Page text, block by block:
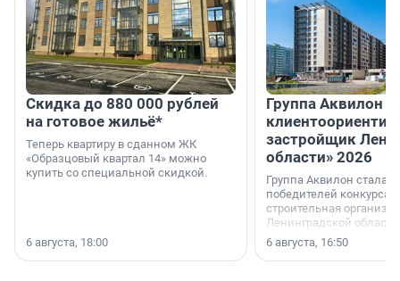
Скидка до 880 000 рублей
на готовое жильё*
Теперь квартиру в сданном ЖК
«Образцовый квартал 14» можно
купить со специальной скидкой.
6 августа, 18:00
Группа Аквилон
застройщик
области» 2026
Группа Аквилон стала
победителей конкурса
строительная
Ленинградской области
номинации «Самый
застройщик
6 августа, 16:50